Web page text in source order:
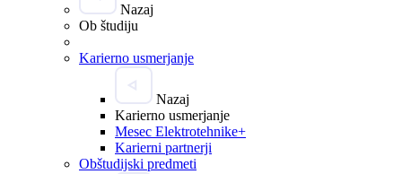
Nazaj
Ob študiju
Karierno usmerjanje
Nazaj
Karierno usmerjanje
Mesec Elektrotehnike+
Karierni partnerji
Obštudijski predmeti